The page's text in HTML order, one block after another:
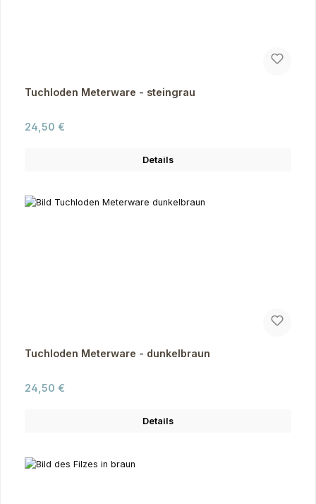
Tuchloden Meterware - steingrau
Regulärer Preis:
24,50 €
Details
Tuchloden Meterware - dunkelbraun
Regulärer Preis:
24,50 €
Details